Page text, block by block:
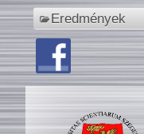
Eredmények